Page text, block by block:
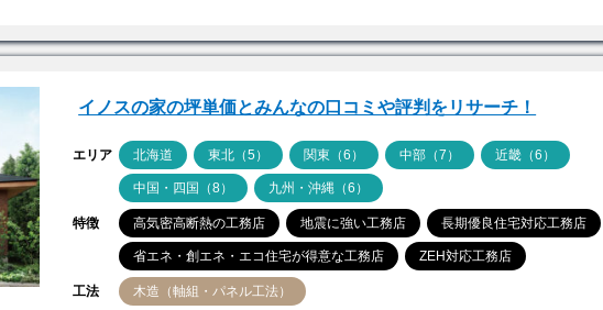
イノスの家の坪単価とみんなの口コミや評判をリサーチ！
エリア 北海道 東北（5） 関東（6） 中部（7） 近畿（6）
中国・四国（8） 九州・沖縄（6）
特徴 高気密高断熱の工務店 地震に強い工務店 長期優良住宅対応工務店
省エネ・創エネ・エコ住宅が得意な工務店 ZEH対応工務店
工法 木造（軸組・パネル工法）